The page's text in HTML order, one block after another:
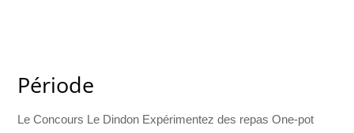
Période
Le Concours Le Dindon Expérimentez des repas One-pot